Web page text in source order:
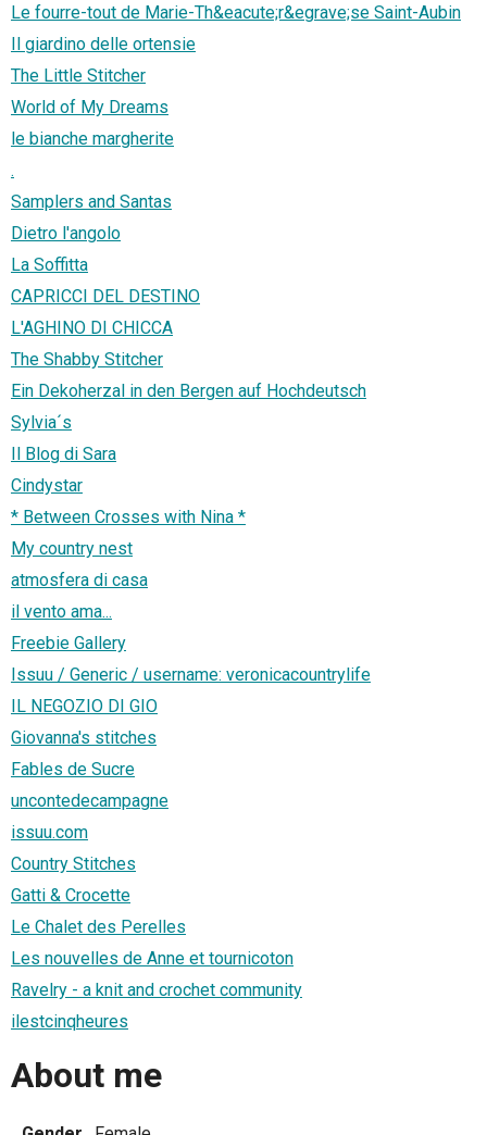
Le fourre-tout de Marie-Th&eacute;r&egrave;se Saint-Aubin
Il giardino delle ortensie
The Little Stitcher
World of My Dreams
le bianche margherite
.
Samplers and Santas
Dietro l'angolo
La Soffitta
CAPRICCI DEL DESTINO
L'AGHINO DI CHICCA
The Shabby Stitcher
Ein Dekoherzal in den Bergen auf Hochdeutsch
Sylvia´s
Il Blog di Sara
Cindystar
* Between Crosses with Nina *
My country nest
atmosfera di casa
il vento ama...
Freebie Gallery
Issuu / Generic / username: veronicacountrylife
IL NEGOZIO DI GIO
Giovanna's stitches
Fables de Sucre
uncontedecampagne
issuu.com
Country Stitches
Gatti & Crocette
Le Chalet des Perelles
Les nouvelles de Anne et tournicoton
Ravelry - a knit and crochet community
ilestcinqheures
About me